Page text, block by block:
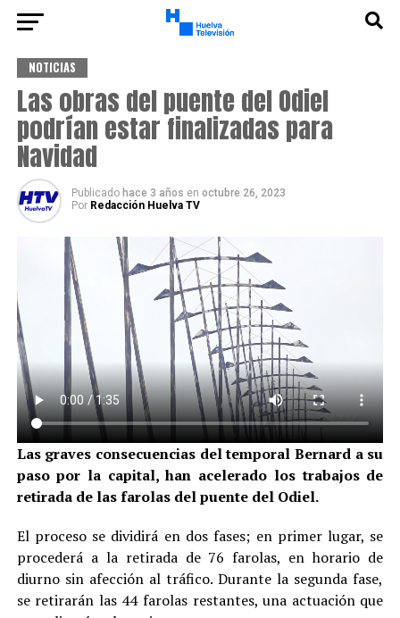
NOTICIAS
Las obras del puente del Odiel
podrían estar finalizadas para
Navidad
Publicado hace 3 años en octubre 26, 2023
Por Redacción Huelva TV
Las graves consecuencias del temporal Bernard a su
paso por la capital, han acelerado los trabajos de
retirada de las farolas del puente del Odiel.
El proceso se dividirá en dos fases; en primer lugar, se
procederá a la retirada de 76 farolas, en horario de
diurno sin afección al tráfico. Durante la segunda fase,
se retirarán las 44 farolas restantes, una actuación que